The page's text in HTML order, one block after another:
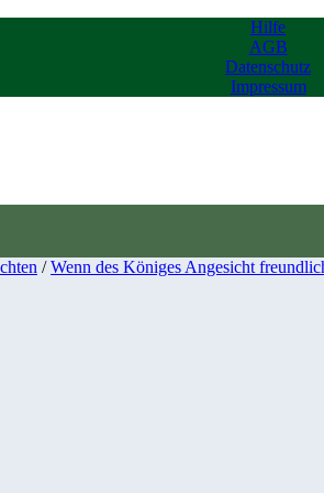
Hilfe
AGB
Datenschutz
Impressum
/Wenn des Königes Angesicht